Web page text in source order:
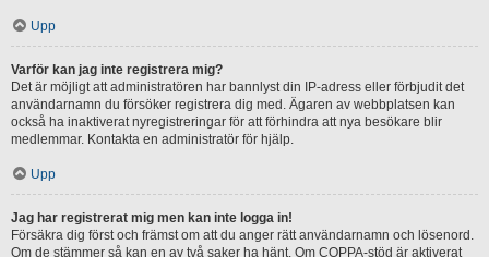
Upp
Varför kan jag inte registrera mig?
Det är möjligt att administratören har bannlyst din IP-adress eller förbjudit det
användarnamn du försöker registrera dig med. Ägaren av webbplatsen kan
också ha inaktiverat nyregistreringar för att förhindra att nya besökare blir
medlemmar. Kontakta en administratör för hjälp.
Upp
Jag har registrerat mig men kan inte logga in!
Försäkra dig först och främst om att du anger rätt användarnamn och lösenord.
Om de stämmer så kan en av två saker ha hänt. Om COPPA-stöd är aktiverat